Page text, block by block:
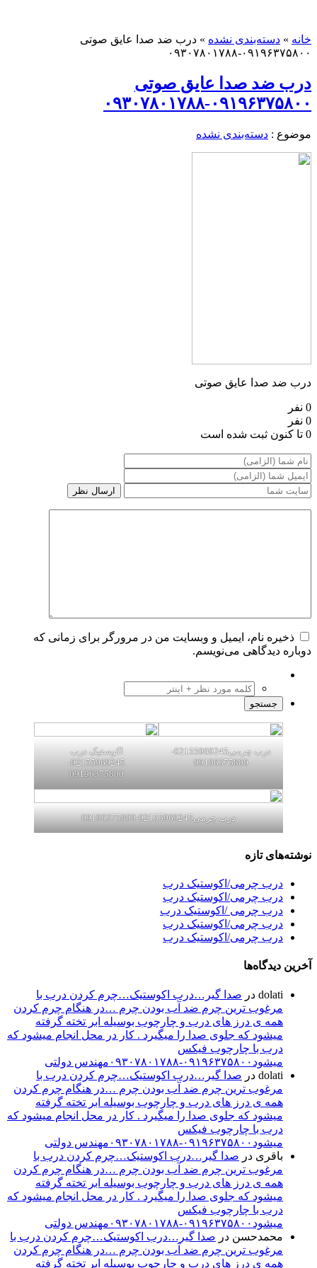
خانه » دسته‌بندی نشده » درب ضد صدا عایق صوتی
۰۹۱۹۶۳۷۵۸۰۰-۰۹۳۰۷۸۰۱۷۸۸
درب ضد صدا عایق صوتی
۰۹۱۹۶۳۷۵۸۰۰-۰۹۳۰۷۸۰۱۷۸۸
موضوع : دسته‌بندی نشده
درب ضد صدا عایق صوتی
0 نفر
0 نفر
0 تا کنون ثبت شده است
ذخیره نام، ایمیل و وبسایت من در مرورگر برای زمانی که
دوباره دیدگاهی می‌نویسم.
درب چرمی02155969245-
09196375800
اکوستیک درب
02155969245-
09196375800
درب چرمی02155969245-09196375800
نوشته‌های تازه
درب چرمی/اکوستیک درب
درب چرمی/اکوستیک درب
درب چرمی /اکوستیک درب
درب چرمی/اکوستیک درب
درب چرمی/اکوستیک درب
آخرین دیدگاه‌ها
dolati در صدا گیر…درب اکوستیک…چرم کردن درب با
مرغوب ترین چرم ضد آب بودن چرم …در هنگام چرم کردن
همه ی درز های درب و چارچوب بوسیله ابر تخته گرفته
میشود که جلوی صدا را میگیرد . کار در محل انجام میشود که
درب با چارچوب فیکس
میشود۰۹۱۹۶۳۷۵۸۰۰-۰۹۳۰۷۸۰۱۷۸۸مهندس دولتی
dolati در صدا گیر…درب اکوستیک…چرم کردن درب با
مرغوب ترین چرم ضد آب بودن چرم …در هنگام چرم کردن
همه ی درز های درب و چارچوب بوسیله ابر تخته گرفته
میشود که جلوی صدا را میگیرد . کار در محل انجام میشود که
درب با چارچوب فیکس
میشود۰۹۱۹۶۳۷۵۸۰۰-۰۹۳۰۷۸۰۱۷۸۸مهندس دولتی
باقری در صدا گیر…درب اکوستیک…چرم کردن درب با
مرغوب ترین چرم ضد آب بودن چرم …در هنگام چرم کردن
همه ی درز های درب و چارچوب بوسیله ابر تخته گرفته
میشود که جلوی صدا را میگیرد . کار در محل انجام میشود که
درب با چارچوب فیکس
میشود۰۹۱۹۶۳۷۵۸۰۰-۰۹۳۰۷۸۰۱۷۸۸مهندس دولتی
محمدحسن در صدا گیر…درب اکوستیک…چرم کردن درب با
مرغوب ترین چرم ضد آب بودن چرم …در هنگام چرم کردن
همه ی درز های درب و چارچوب بوسیله ابر تخته گرفته